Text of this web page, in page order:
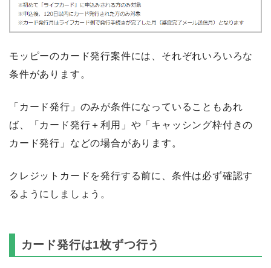
モッピーのカード発行案件には、それぞれいろいろな
条件があります。
「カード発行」のみが条件になっていることもあれ
ば、「カード発行＋利用」や「キャッシング枠付きの
カード発行」などの場合があります。
クレジットカードを発行する前に、条件は必ず確認す
るようにしましょう。
カード発行は1枚ずつ行う